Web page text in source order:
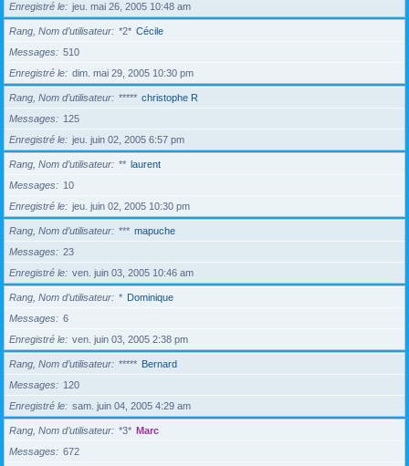
Enregistré le
jeu. mai 26, 2005 10:48 am
Rang, Nom d’utilisateur *2* Cécile
Messages
510
Enregistré le
dim. mai 29, 2005 10:30 pm
Rang, Nom d’utilisateur ***** christophe R
Messages
125
Enregistré le
jeu. juin 02, 2005 6:57 pm
Rang, Nom d’utilisateur ** laurent
Messages
10
Enregistré le
jeu. juin 02, 2005 10:30 pm
Rang, Nom d’utilisateur *** mapuche
Messages
23
Enregistré le
ven. juin 03, 2005 10:46 am
Rang, Nom d’utilisateur * Dominique
Messages
6
Enregistré le
ven. juin 03, 2005 2:38 pm
Rang, Nom d’utilisateur ***** Bernard
Messages
120
Enregistré le
sam. juin 04, 2005 4:29 am
Rang, Nom d’utilisateur *3* Marc
Messages
672